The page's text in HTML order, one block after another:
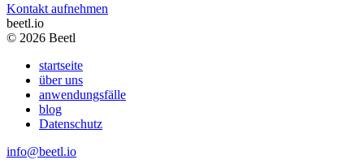
Kontakt aufnehmen
beetl.io
© 2026 Beetl
startseite
über uns
anwendungsfälle
blog
Datenschutz
info@beetl.io